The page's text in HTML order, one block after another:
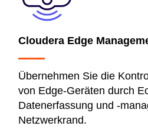
Cloudera Edge
Übernehmen Sie die
von Edge-Geräten durch
Datenerfassung und
Netzwerkrand.